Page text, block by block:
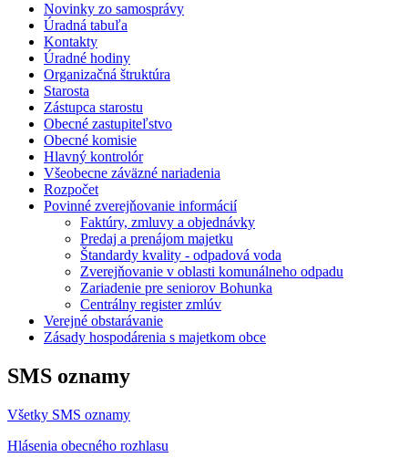
Novinky zo samosprávy
Úradná tabuľa
Kontakty
Úradné hodiny
Organizačná štruktúra
Starosta
Zástupca starostu
Obecné zastupiteľstvo
Obecné komisie
Hlavný kontrolór
Všeobecne záväzné nariadenia
Rozpočet
Povinné zverejňovanie informácií
Faktúry, zmluvy a objednávky
Predaj a prenájom majetku
Štandardy kvality - odpadová voda
Zverejňovanie v oblasti komunálneho odpadu
Zariadenie pre seniorov Bohunka
Centrálny register zmlúv
Verejné obstarávanie
Zásady hospodárenia s majetkom obce
SMS oznamy
Všetky SMS oznamy
Hlásenia obecného rozhlasu